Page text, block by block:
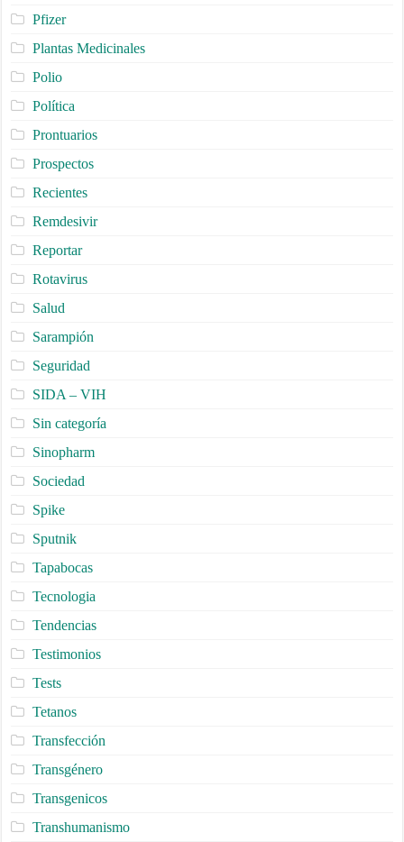
Pfizer
Plantas Medicinales
Polio
Política
Prontuarios
Prospectos
Recientes
Remdesivir
Reportar
Rotavirus
Salud
Sarampión
Seguridad
SIDA – VIH
Sin categoría
Sinopharm
Sociedad
Spike
Sputnik
Tapabocas
Tecnologia
Tendencias
Testimonios
Tests
Tetanos
Transfección
Transgénero
Transgenicos
Transhumanismo